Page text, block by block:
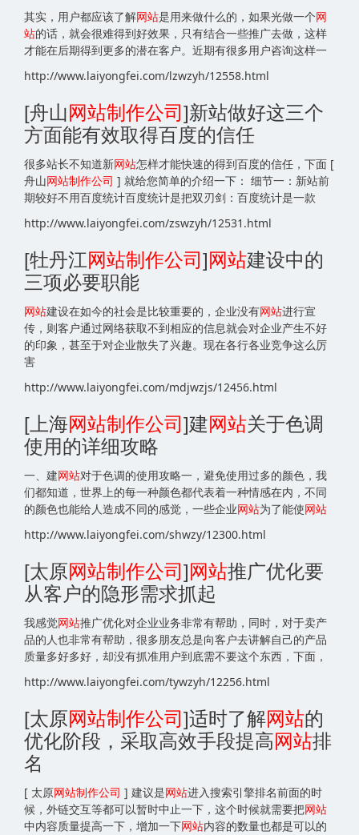
其实，用户都应该了解网站是用来做什么的，如果光做一个网
站的话，就会很难得到好效果，只有结合一些推广去做，这样
才能在后期得到更多的潜在客户。近期有很多用户咨询这样一
http://www.laiyongfei.com/lzwzyh/12558.html
[舟山 网站制作公司]新站做好这三个
方面能有效取得百度的信任
很多站长不知道新网站怎样才能快速的得到百度的信任，下面 [
舟山网站制作公司 ] 就给您简单的介绍一下： 细节一：新站前
期较好不用百度统计百度统计是把双刃剑：百度统计是一款
http://www.laiyongfei.com/zswzyh/12531.html
[牡丹江网站制作公司] 网站建设中的
三项必要职能
网站建设在如今的社会是比较重要的，企业没有网站进行宣
传，则客户通过网络获取不到相应的信息就会对企业产生不好
的印象，甚至于对企业散失了兴趣。现在各行各业竞争这么厉
害
http://www.laiyongfei.com/mdjwzjs/12456.html
[上海网站制作公司]建网站关于色调
使用的详细攻略
一、建网站对于色调的使用攻略一，避免使用过多的颜色，我
们都知道，世界上的每一种颜色都代表着一种情感在内，不同
的颜色也能给人造成不同的感觉，一些企业网站为了能使网站
http://www.laiyongfei.com/shwzy/12300.html
[太原网站制作公司] 网站推广优化要
从客户的隐形需求抓起
我感觉网站推广优化对企业业务非常有帮助，同时，对于卖产
品的人也非常有帮助，很多朋友总是向客户去讲解自己的产品
质量多好多好，却没有抓准用户到底需不要这个东西，下面，
http://www.laiyongfei.com/tywzyh/12256.html
[太原网站制作公司]适时了解网站的
优化阶段，采取高效手段提高网站排
名
[ 太原网站制作公司 ] 建议是网站进入搜索引擎排名前面的时
候，外链交互等都可以暂时中止一下，这个时候就需要把网站
中内容质量提高一下，增加一下网站内容的数量也都是可以的